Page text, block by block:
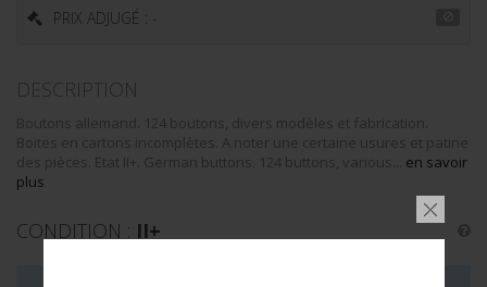
PRIX ADJUGÉ : -
DESCRIPTION
Boutons allemand. 124 boutons, divers modèles et fabrication.
Boites en cartons incomplètes. A noter une certaine usures et patine
des pièces. Etat II+. German buttons. 124 buttons, various... en savoir
plus
CONDITION : II+